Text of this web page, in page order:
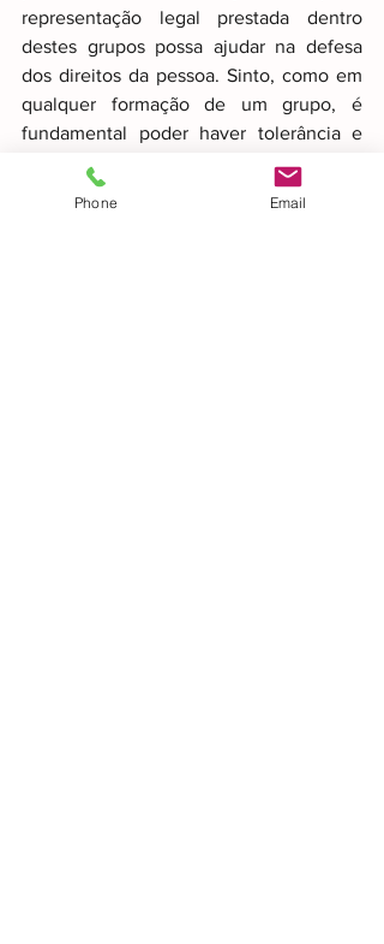
representação legal prestada dentro
destes grupos possa ajudar na defesa
dos direitos da pessoa. Sinto, como em
qualquer formação de um grupo, é
fundamental poder haver tolerância e
respeito por todos e procurarmos ter
uma posição sólida e que vá ao
Phone Email